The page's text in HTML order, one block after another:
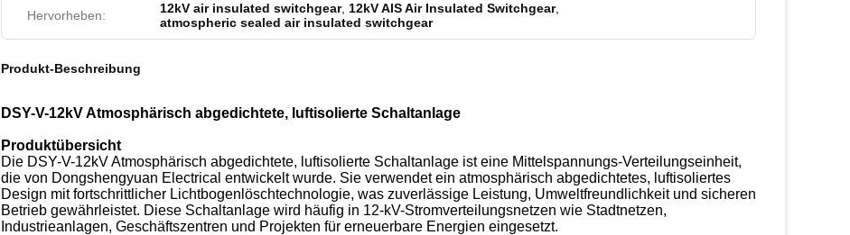
Hervorheben: 12kV air insulated switchgear, 12kV AIS Air Insulated Switchgear,
atmospheric sealed air insulated switchgear
Produkt-Beschreibung
DSY-V-12kV Atmosphärisch abgedichtete, luftisolierte Schaltanlage
Produktübersicht
Die DSY-V-12kV Atmosphärisch abgedichtete, luftisolierte Schaltanlage ist eine Mittelspannungs-Verteilungseinheit,
die von Dongshengyuan Electrical entwickelt wurde. Sie verwendet ein atmosphärisch abgedichtetes, luftisoliertes
Design mit fortschrittlicher Lichtbogenlöschtechnologie, was zuverlässige Leistung, Umweltfreundlichkeit und sicheren
Betrieb gewährleistet. Diese Schaltanlage wird häufig in 12-kV-Stromverteilungsnetzen wie Stadtnetzen,
Industrieanlagen, Geschäftszentren und Projekten für erneuerbare Energien eingesetzt.